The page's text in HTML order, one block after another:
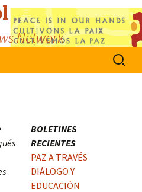
Network
Search
for:
BOLETINES
RECIENTES
PAZ A TRAVÉS
DIÁLOGO Y
EDUCACIÓN